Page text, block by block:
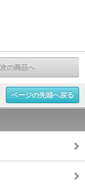
次の商品へ
ページの先頭へ戻る